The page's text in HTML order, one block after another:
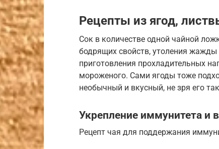
Рецепты из ягод,
Сок в количестве одной чайной
бодрящих свойств, утоления
приготовления прохладительных
мороженого. Сами ягоды тоже
необычный и вкусный, не зря его
Укрепление иммунитета и
Рецепт чая для поддержания